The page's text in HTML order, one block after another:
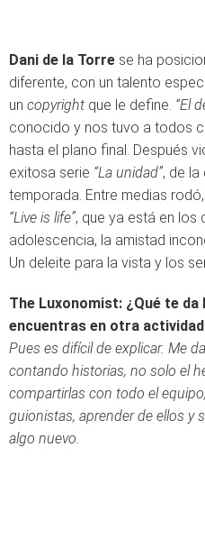
Dani de la Torre se ha
diferente, con un talento
un copyright que le define. “El
conocido y nos tuvo a todos
hasta el plano final. Después
exitosa serie “La unidad”, de la
temporada. Entre medias
“Live is life”, que ya está en los
adolescencia, la amistad
Un deleite para la vista y los
The Luxonomist: ¿Qué te da
encuentras en otra actividad
Pues es difícil de explicar. Me
contando historias, no solo el
compartirlas con todo el
guionistas, aprender de ellos y
algo nuevo.